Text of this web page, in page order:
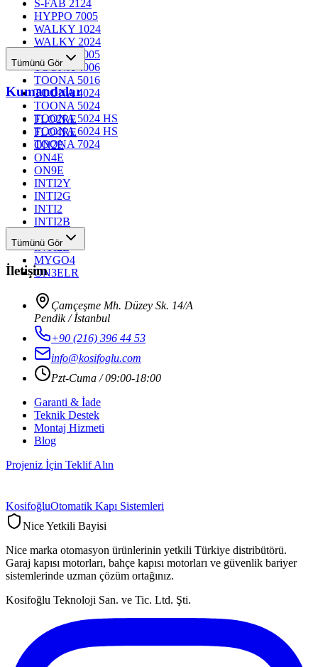
S-FAB 2124
HYPPO 7005
WALKY 1024
WALKY 2024
TOONA 4005
TOONA 4006
TOONA 5016
TOONA 4024
TOONA 5024
TOONA 5024 HS
TOONA 6024 HS
TOONA 7024
Tümünü Gör
Kumandalar
FLO2RE
FLO4RE
ON2E
ON4E
ON9E
INTI2Y
INTI2G
INTI2
INTI2B
INTI2R
INTI2L
MYGO4
ON3ELR
Tümünü Gör
İletişim
Çamçeşme Mh. Düzey Sk. 14/A
Pendik / İstanbul
+90 (216) 396 44 53
info@kosifoglu.com
Pzt-Cuma / 09:00-18:00
Garanti & İade
Teknik Destek
Montaj Hizmeti
Blog
Projeniz İçin Teklif Alın
KosifoğluOtomatik Kapı Sistemleri
Nice Yetkili Bayisi
Nice marka otomasyon ürünlerinin yetkili Türkiye distribütörü.
Garaj kapısı motorları, bahçe kapısı motorları ve güvenlik bariyer
sistemlerinde uzman çözüm ortağınız.
Kosifoğlu Teknoloji San. ve Tic. Ltd. Şti.